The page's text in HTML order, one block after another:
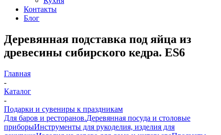
Контакты
Блог
Деревянная подставка под яйца из
древесины сибирского кедра. ES6
Главная
-
Каталог
-
Подарки и сувениры к праздникам
Для баров и ресторанов.Деревянная посуда и столовые
приборыИнструменты для рукоделия, изделия для